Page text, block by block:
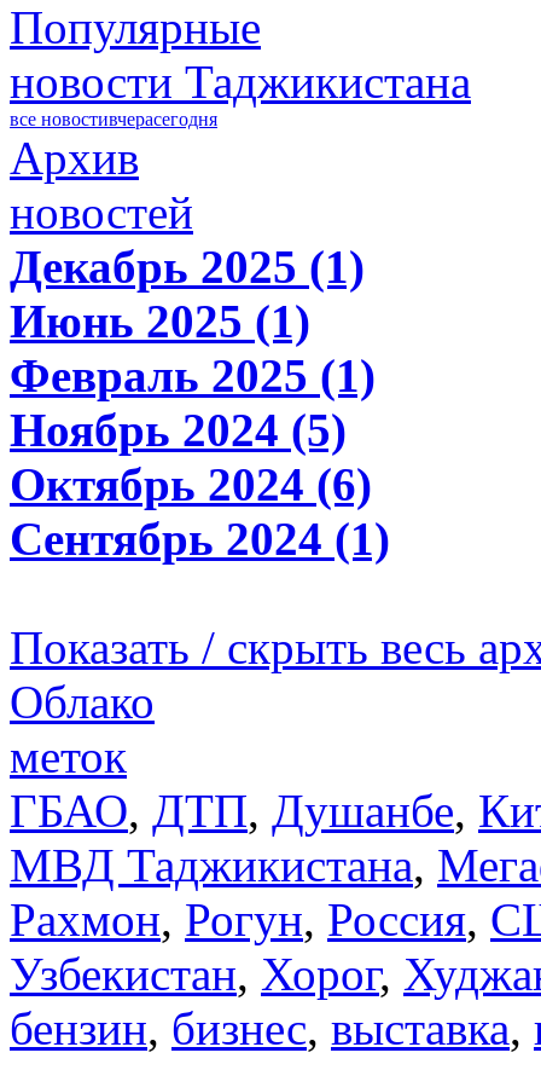
Популярные
новости Таджикистана
все новостивчерасегодня
Архив
новостей
Декабрь 2025 (1)
Июнь 2025 (1)
Февраль 2025 (1)
Ноябрь 2024 (5)
Октябрь 2024 (6)
Сентябрь 2024 (1)
Показать / скрыть весь
Облако
меток
ГБАО, ДТП, Душанбе,
МВД Таджикистана,
Рахмон, Рогун, Россия,
Узбекистан, Хорог,
бензин, бизнес, выставка,